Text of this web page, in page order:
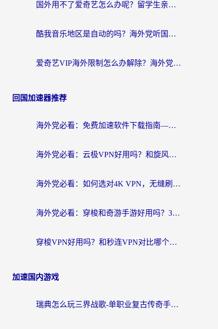
国外用不了爱奇艺怎么办呢？留学生亲测有效的回国加速方案
酷我音乐地区是自动的吗？海外党听国内音乐看视频的真实解决方案
爱奇艺VIP海外限制怎么办解除？海外党追剧看片的终极解决方案
回国加速器推荐
海外党必看：免费加速软件下载指南——无缝访问国内资源的正确打开方式
海外党必看：云极VPN好用吗？和旋风VPN对比哪个回国效果更好？附真实体验+选择攻略
海外党必看：如何选对4K VPN，无缝刷国内剧听网易云？
海外党必看：穿梭和奇游手游好用吗？3步选对回国加速器，流畅看CCTV5海外直播
穿梭VPN好用吗？和秒连VPN对比哪个回国效果更好？海外党亲测实用指南
加速国内游戏
瑞典怎么玩三界战歌-单职业复古传奇手游？海外党国服游戏加速终极指南